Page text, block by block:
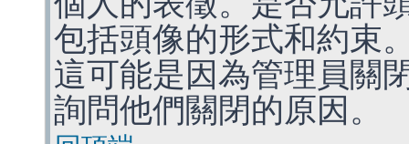
包括頭像的形式和約束
這可能是因為管理員關
詢問他們關閉的原因。